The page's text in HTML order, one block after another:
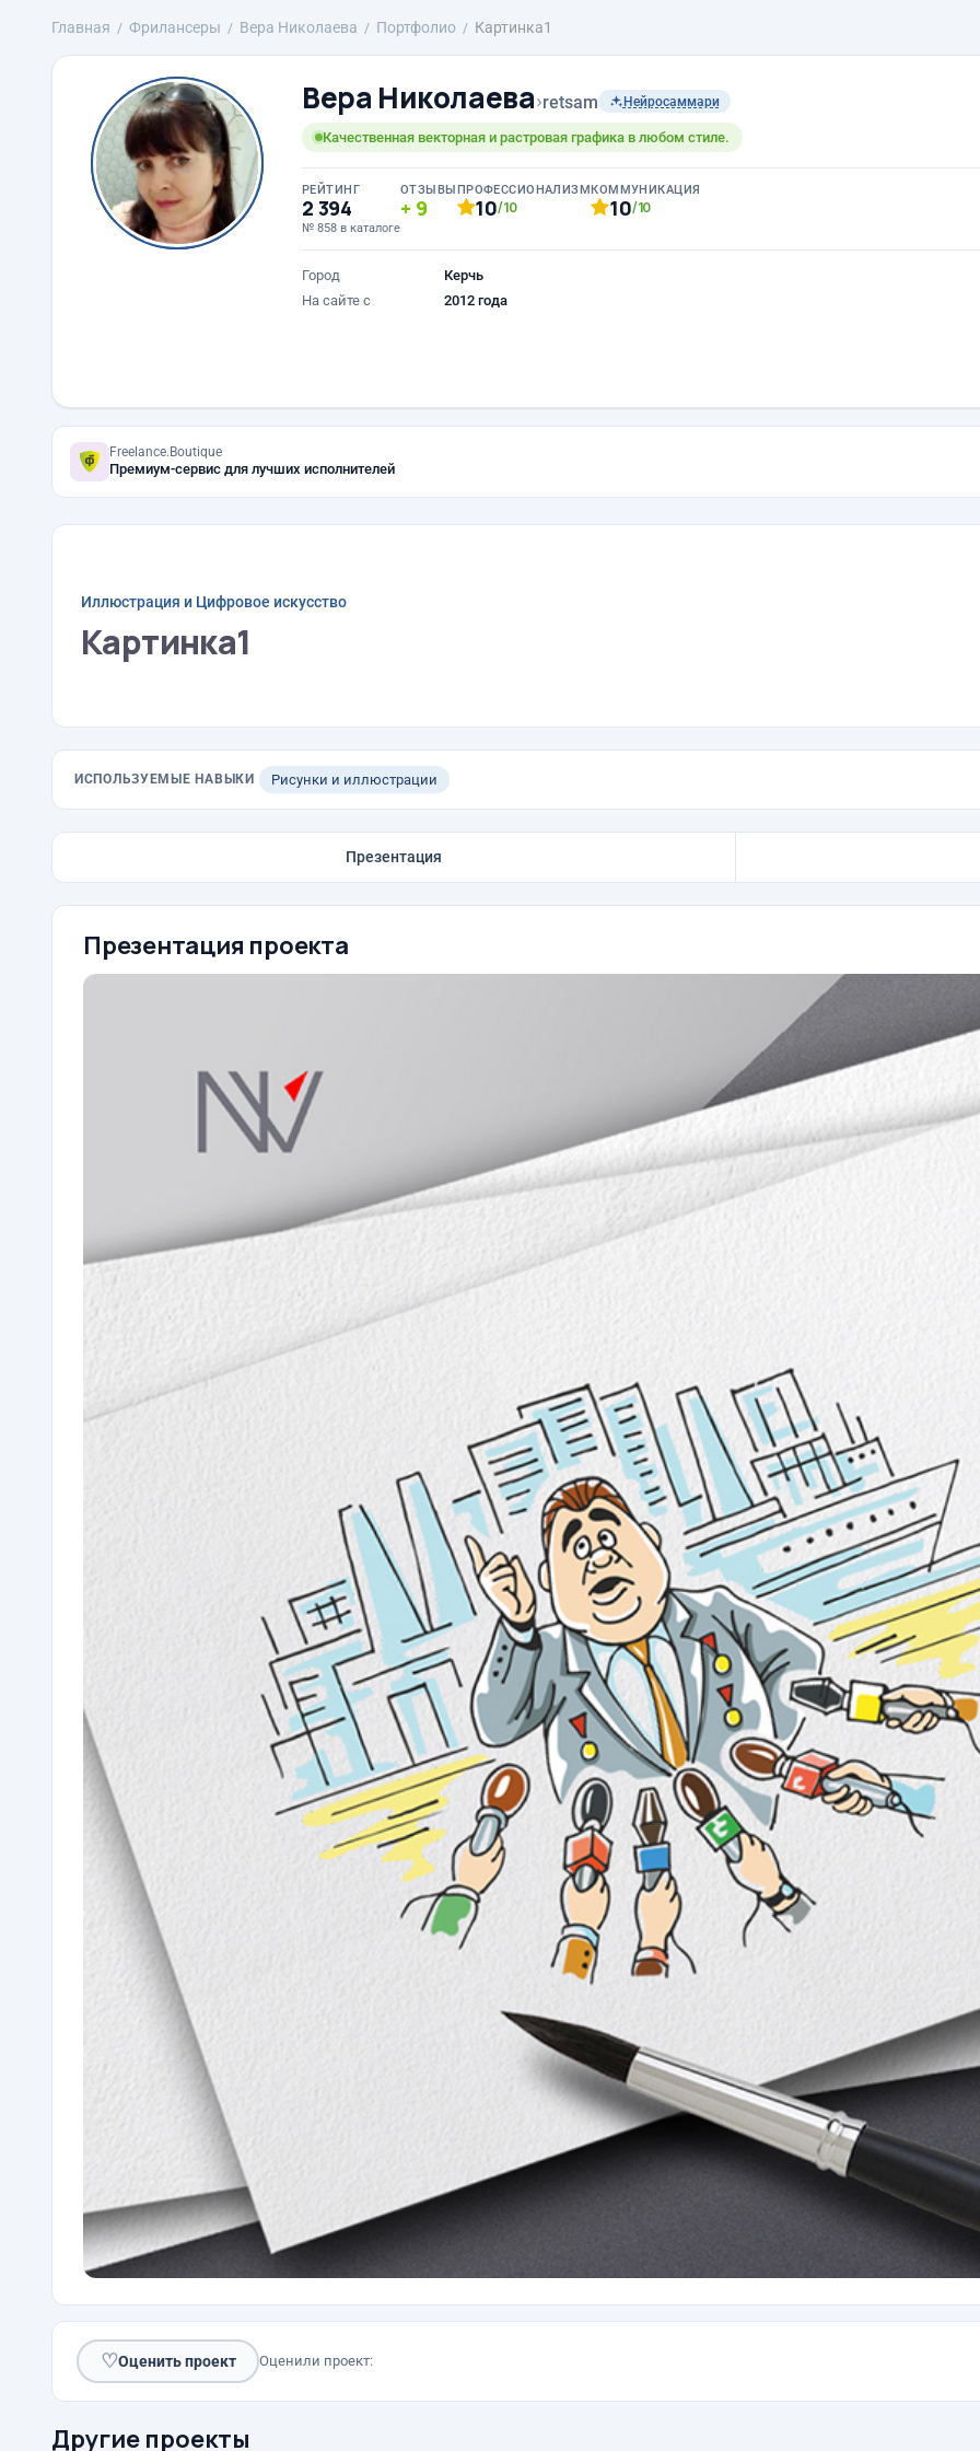
Главная Фрилансеры Вера Николаева Портфолио Картинка1
Вера Николаева›retsam Нейросаммари
Качественная векторная и растровая графика в любом стиле.
РЕЙТИНГ
2 394
№ 858 в каталоге
ОТЗЫВЫ
9
ПРОФЕССИОНАЛИЗМ
10/10
КОММУНИКАЦИЯ
10/10
Город
Керчь
На сайте с
2012 года
Freelance.Boutique
Премиум-сервис для лучших исполнителей
Иллюстрация и Цифровое искусство
Картинка1
ИСПОЛЬЗУЕМЫЕ НАВЫКИ Рисунки и иллюстрации
Презентация
Презентация проекта
♡Оценить проект Оценили проект:
Другие проекты